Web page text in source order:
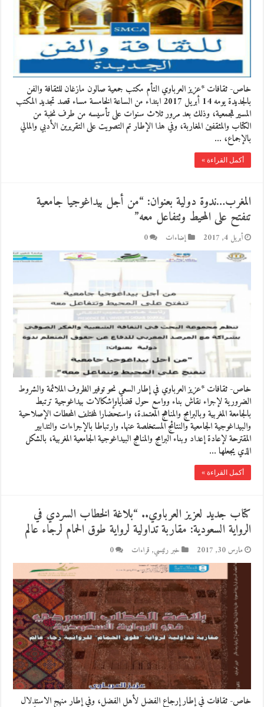
خاص- ثقافات *عزيز العرباوي التأم مكتب جمعية صالون مازغان للثقافة والفن
بالجديدة يومه 14 أبريل 2017 ابتداء من الساعة الخامسة مساء قصد تجديد المكتب
المسير للجمعية، وذلك بعد مرور ثلاث سنوات على تأسيسه من طرف نخبة من
الكتاب والمثقفين المغاربة، وفي هذا الإطار تم التصويت على التقريرين الأدبي والمالي
بالإجماع، …
أكمل القراءة »
المغرب…ندوة دولية بعنوان: “من أجل بيداغوجيا جامعية
تنفتح على المحيط وتتفاعل معه”
أبريل 4, 2017 إضاءات 0
خاص- ثقافات *عزيز العرباوي في إطار السعي نحو توفير الظروف الملائمة والشروط
الضرورية لإجراء نقاش بناء وواسع حول قضاياوإشكالات بيداغوجية ترتبط
بالجامعة المغربية وبالبرامج والمناهج المعتمدة، واستحضارا لمختلف المحطات الإصلاحية
والبيداغوجية الجامعية والنتائج المستخلصة عنها. وارتباطا بالإجراءات والتدابير
المقترحة لإعادة إعداد وبناء البرامج والمناهج البيداغوجية الجامعية المغربية، بالشكل
الذي يجعلها …
أكمل القراءة »
كتاب جديد لعزيز العرباوي.. “بلاغة الخطاب السردي في
الرواية السعودية: مقاربة تداولية لرواية طوق الحمام لرجاء عالم
مارس 30, 2017 خبر رئيسي, قراءات 0
خاص- ثقافات في إطار إرجاع الفضل لأهل الفضل، وفي إطار منهج الاستدلال